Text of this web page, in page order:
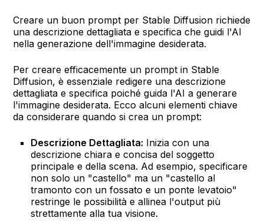
Creare un buon prompt per Stable Diffusion richiede
una descrizione dettagliata e specifica che guidi l'AI
nella generazione dell'immagine desiderata.
Per creare efficacemente un prompt in Stable
Diffusion, è essenziale redigere una descrizione
dettagliata e specifica poiché guida l'AI a generare
l'immagine desiderata. Ecco alcuni elementi chiave
da considerare quando si crea un prompt:
Descrizione Dettagliata: Inizia con una
descrizione chiara e concisa del soggetto
principale e della scena. Ad esempio, specificare
non solo un "castello" ma un "castello al
tramonto con un fossato e un ponte levatoio"
restringe le possibilità e allinea l'output più
strettamente alla tua visione.